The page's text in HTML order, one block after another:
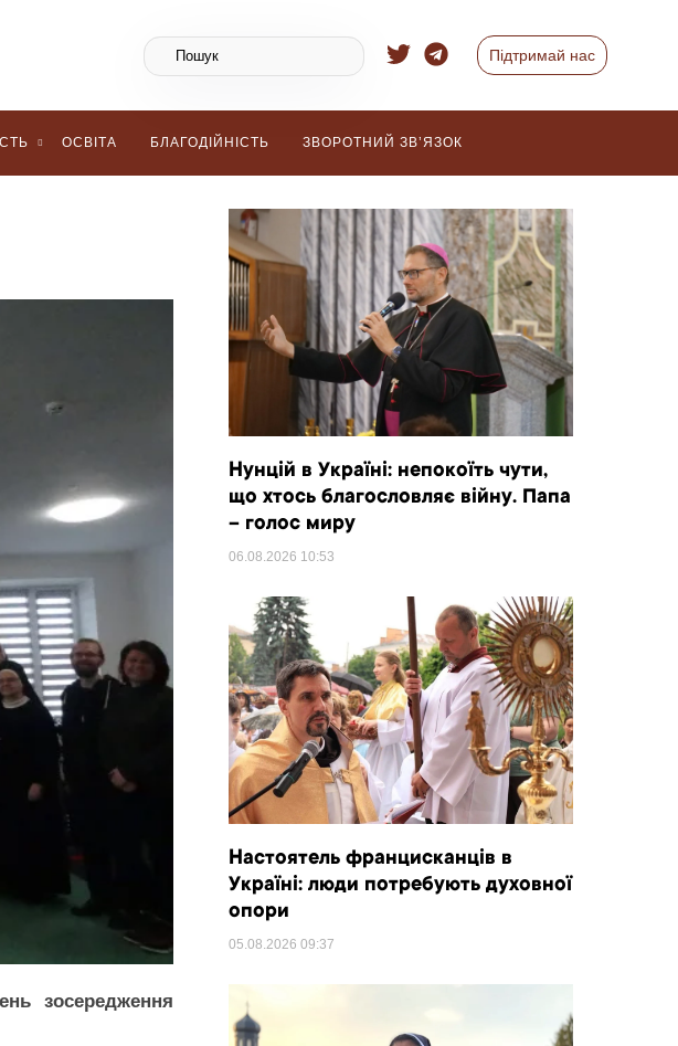
Підтримай нас
ОСВІТА БЛАГОДІЙНІСТЬ ЗВОРОТНИЙ ЗВ’ЯЗОК
зосередження
Нунцій в Україні: непокоїть чути,
що хтось благословляє війну. Папа
– голос миру
06.08.2026 10:53
Настоятель францисканців в
Україні: люди потребують духовної
опори
05.08.2026 09:37